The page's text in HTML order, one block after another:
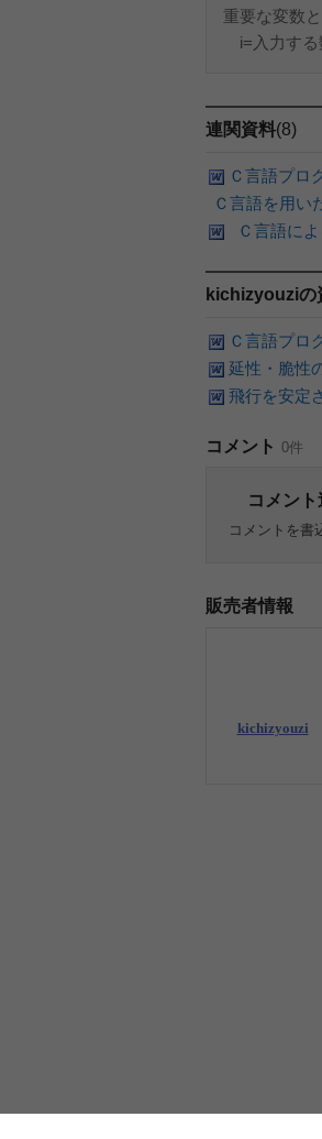
重要な変数
i=入力する
連関資料(8)
Ｃ言語プロ
Ｃ言語を用い
Ｃ言語に
kichizyouziの
Ｃ言語プロ
延性・脆性
飛行を安定
コメント 0件
コメント
コメントを書
販売者情報
kichizyouzi